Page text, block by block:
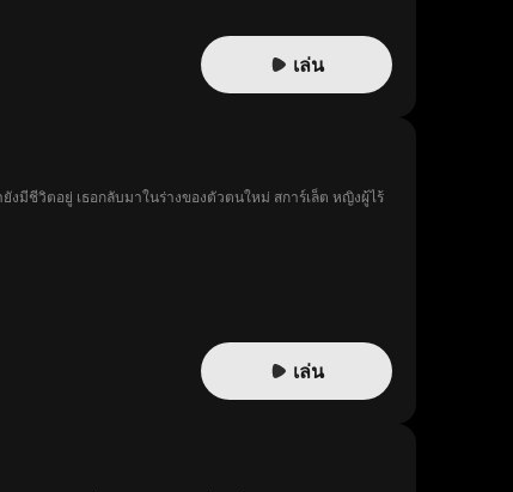
เล่น
งมีชีวิตอยู่ เธอกลับมาในร่างของตัวตนใหม่ สการ์เล็ต หญิงผู้ไร้
เล่น